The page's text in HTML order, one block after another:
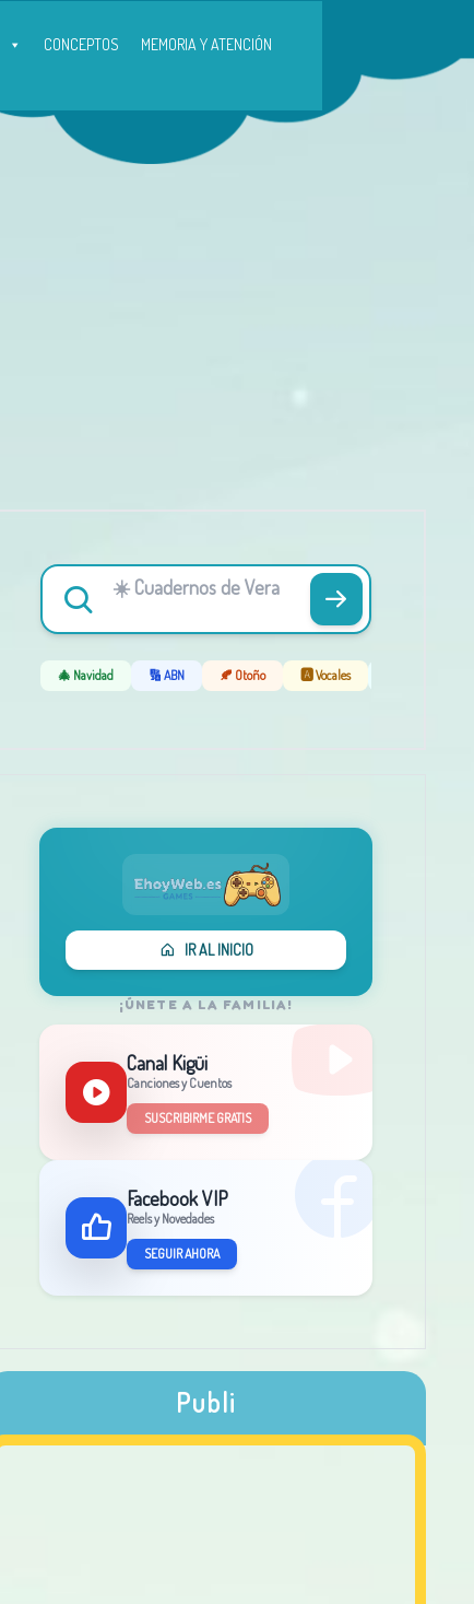
CONCEPTOS MEMORIA Y ATENCIÓN
🎄 Navidad 🔢 ABN 🍂 Otoño 🅰️ Vocales
IR AL INICIO
¡ÚNETE A LA FAMILIA!
Canal Kigüi
Canciones y Cuentos
SUSCRIBIRME GRATIS
Facebook VIP
Reels y Novedades
SEGUIR AHORA
Publi